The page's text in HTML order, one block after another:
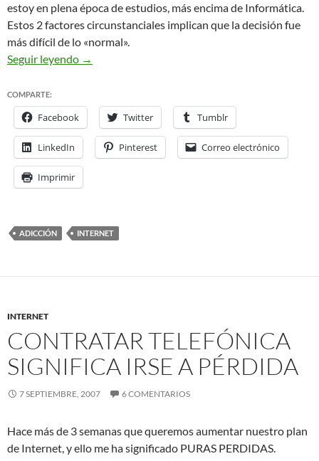
estoy en plena época de estudios, más encima de Informática.
Estos 2 factores circunstanciales implican que la decisión fue
más difícil de lo «normal».
Seguir leyendo Desconectado
→
COMPARTE:
Facebook Twitter Tumblr
LinkedIn Pinterest Correo electrónico
Imprimir
ADICCIÓN INTERNET
INTERNET
CONTRATAR TELEFÓNICA
SIGNIFICA IRSE A PÉRDIDA
7 SEPTIEMBRE, 2007 6 COMENTARIOS
Hace más de 3 semanas que queremos aumentar nuestro plan
de Internet, y ello me ha significado PURAS PERDIDAS.